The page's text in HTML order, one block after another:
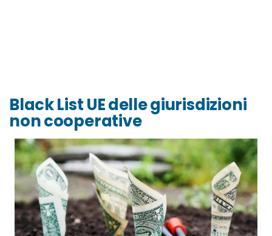
Black List UE delle giurisdizioni
non cooperative